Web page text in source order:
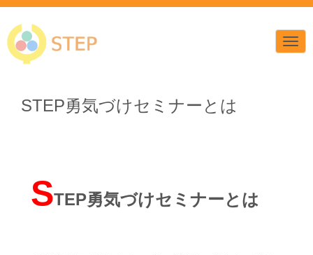
N
a
STEP勇気づけセミナーとは
STEP勇気づけセミナーとは